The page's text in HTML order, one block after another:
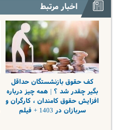
اخبار مرتبط
کف حقوق بازنشستگان حداقل
بگیر چقدر شد ؟ | همه چیز درباره
افزایش حقوق کامندان ، کارگران و
سربازان در 1403 + فیلم